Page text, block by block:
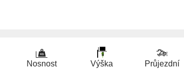
Nosnost
Výška
Průjezdní